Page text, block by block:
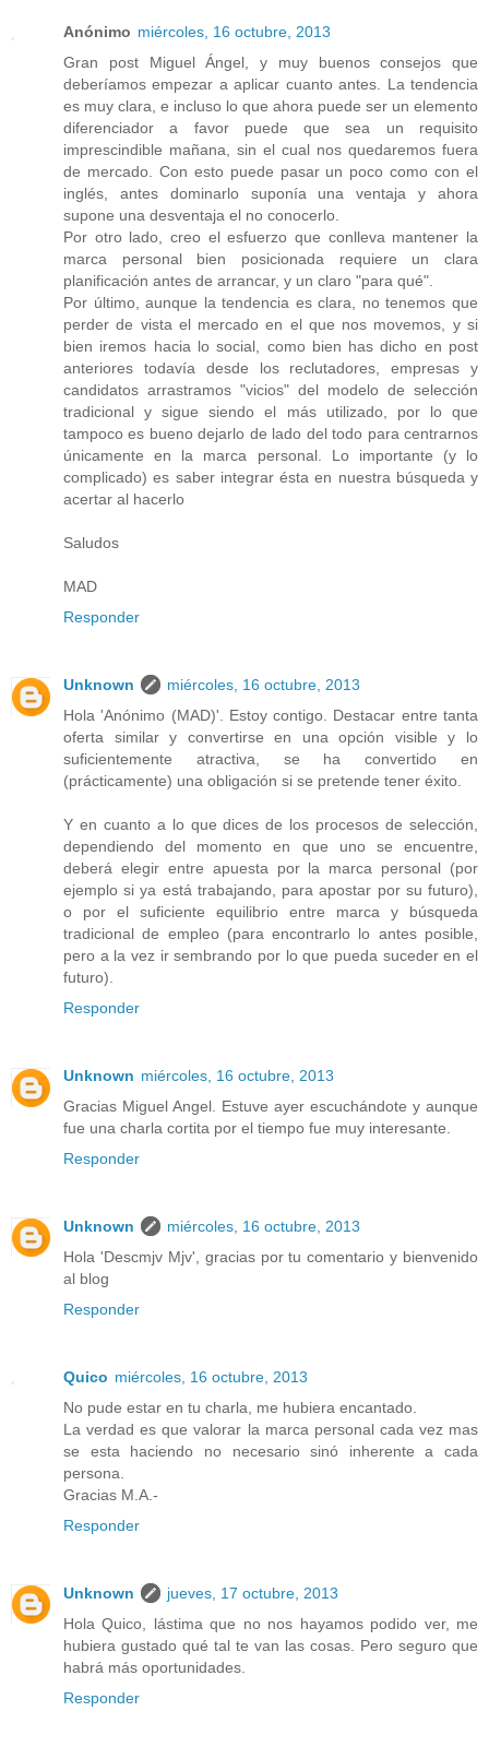
Anónimo miércoles, 16 octubre, 2013
Gran post Miguel Ángel, y muy buenos consejos que
deberíamos empezar a aplicar cuanto antes. La tendencia
es muy clara, e incluso lo que ahora puede ser un elemento
diferenciador a favor puede que sea un requisito
imprescindible mañana, sin el cual nos quedaremos fuera
de mercado. Con esto puede pasar un poco como con el
inglés, antes dominarlo suponía una ventaja y ahora
supone una desventaja el no conocerlo.
Por otro lado, creo el esfuerzo que conlleva mantener la
marca personal bien posicionada requiere un clara
planificación antes de arrancar, y un claro "para qué".
Por último, aunque la tendencia es clara, no tenemos que
perder de vista el mercado en el que nos movemos, y si
bien iremos hacia lo social, como bien has dicho en post
anteriores todavía desde los reclutadores, empresas y
candidatos arrastramos "vicios" del modelo de selección
tradicional y sigue siendo el más utilizado, por lo que
tampoco es bueno dejarlo de lado del todo para centrarnos
únicamente en la marca personal. Lo importante (y lo
complicado) es saber integrar ésta en nuestra búsqueda y
acertar al hacerlo
Saludos
MAD
Responder
Unknown
miércoles, 16 octubre, 2013
Hola 'Anónimo (MAD)'. Estoy contigo. Destacar entre tanta
oferta similar y convertirse en una opción visible y lo
suficientemente atractiva, se ha convertido en
(prácticamente) una obligación si se pretende tener éxito.
Y en cuanto a lo que dices de los procesos de selección,
dependiendo del momento en que uno se encuentre,
deberá elegir entre apuesta por la marca personal (por
ejemplo si ya está trabajando, para apostar por su futuro),
o por el suficiente equilibrio entre marca y búsqueda
tradicional de empleo (para encontrarlo lo antes posible,
pero a la vez ir sembrando por lo que pueda suceder en el
futuro).
Responder
Unknown miércoles, 16 octubre, 2013
Gracias Miguel Angel. Estuve ayer escuchándote y aunque
fue una charla cortita por el tiempo fue muy interesante.
Responder
Unknown
miércoles, 16 octubre, 2013
Hola 'Descmjv Mjv', gracias por tu comentario y bienvenido
al blog
Responder
Quico miércoles, 16 octubre, 2013
No pude estar en tu charla, me hubiera encantado.
La verdad es que valorar la marca personal cada vez mas
se esta haciendo no necesario sinó inherente a cada
persona.
Gracias M.A.-
Responder
Unknown
jueves, 17 octubre, 2013
Hola Quico, lástima que no nos hayamos podido ver, me
hubiera gustado qué tal te van las cosas. Pero seguro que
habrá más oportunidades.
Responder